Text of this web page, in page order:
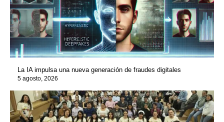
La IA impulsa una nueva generación de fraudes digitales
5 agosto, 2026